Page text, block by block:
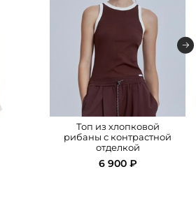
Топ из хлопковой
рибаны с контрастной
отделкой
6 900 ₽